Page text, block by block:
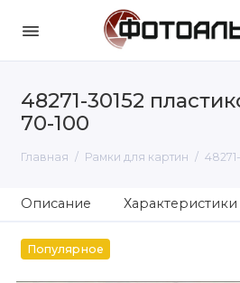
48271-30152
70-100
Главная Рамки для картин
Описание Характеристики
Популярное